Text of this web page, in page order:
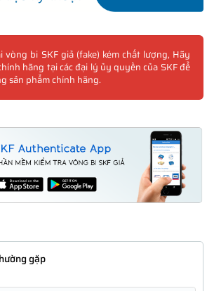
bi SKF giả (fake) kém chất lượng, Hãy
hãng tại các đại lý ủy quyền của SKF để
sản phẩm chính hãng.
gặp